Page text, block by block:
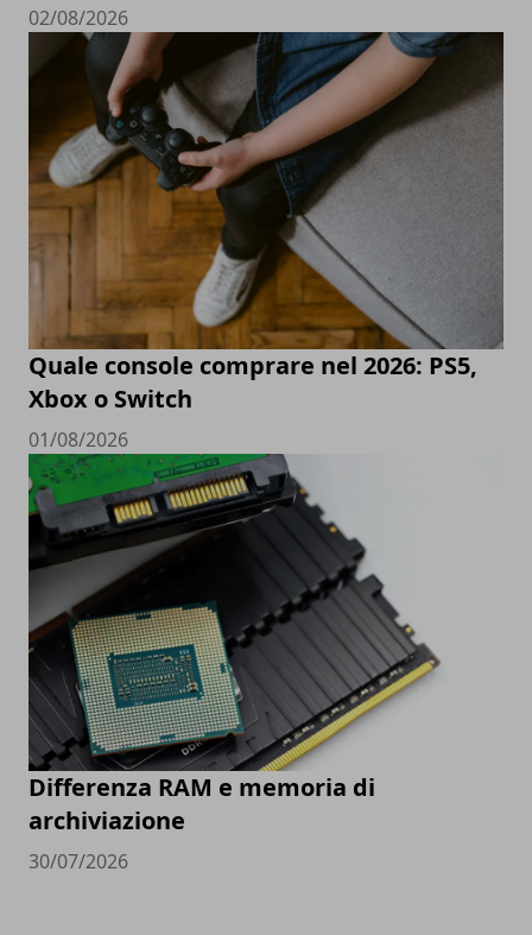
02/08/2026
Quale console comprare nel 2026: PS5,
Xbox o Switch
01/08/2026
Differenza RAM e memoria di
archiviazione
30/07/2026